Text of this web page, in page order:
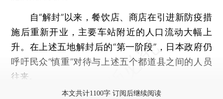
自“解封”以来，餐饮店、商店在引进新防疫措
施后重新开业，主要车站附近的人口流动大幅上
升。在上述五地解封后的“第一阶段”，日本政府仍
呼吁民众“慎重”对待与上述五个都道县之间的人员
往来。
本文共计1100字 订阅后继续阅读